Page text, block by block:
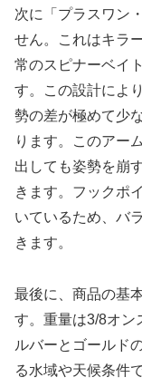
次に「プラスワン
せん。これはキラ
常のスピナーベイ
す。この設計によ
勢の差が極めて少
ります。このアー
出しても姿勢を崩
きます。フックポ
いているため、バ
きます。
最後に、商品の基
す。重量は3/8オン
ルバーとゴールド
る水域や天候条件